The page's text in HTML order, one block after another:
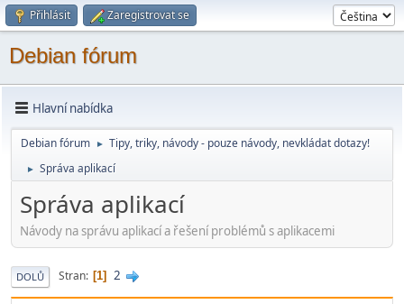
Přihlásit Zaregistrovat se
Debian fórum
Hlavní nabídka
Debian fórum ► Tipy, triky, návody - pouze návody, nevkládat dotazy!
► Správa aplikací
Správa aplikací
Návody na správu aplikací a řešení problémů s aplikacemi
DOLŮ Stran 1 2